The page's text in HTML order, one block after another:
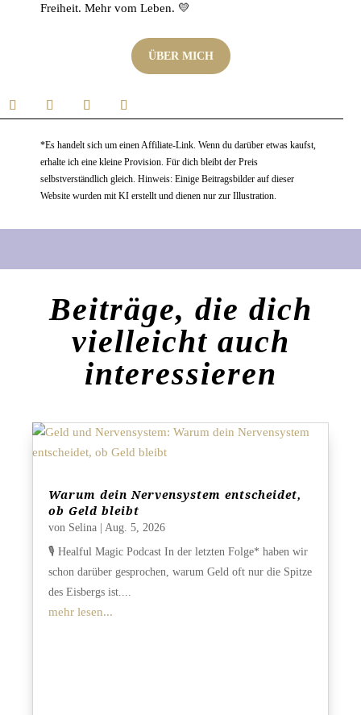
Freiheit. Mehr vom Leben. 💛
ÜBER MICH
*Es handelt sich um einen Affiliate-Link. Wenn du darüber etwas kaufst,
erhalte ich eine kleine Provision. Für dich bleibt der Preis
selbstverständlich gleich. Hinweis: Einige Beitragsbilder auf dieser
Website wurden mit KI erstellt und dienen nur zur Illustration.
Beiträge, die dich
vielleicht auch
interessieren
Warum dein Nervensystem entscheidet,
ob Geld bleibt
von Selina
Aug. 5, 2026
🎙️ Healful Magic Podcast In der letzten Folge* haben wir
schon darüber gesprochen, warum Geld oft nur die Spitze
des Eisbergs ist....
mehr lesen...